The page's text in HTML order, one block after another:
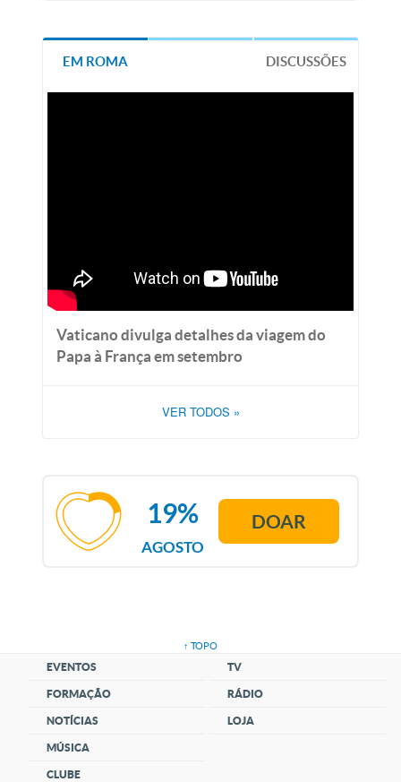
EM ROMA DISCUSSÕES
Vaticano divulga detalhes da viagem do
Papa à França em setembro
VER TODOS »
AGOSTO
19% DOAR
↑ TOPO
EVENTOS
FORMAÇÃO
NOTÍCIAS
MÚSICA
CLUBE
TV
RÁDIO
LOJA